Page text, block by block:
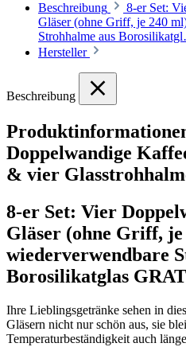
Beschreibung
8-er Set:
Gläser (ohne Griff, je 240
Strohhalme aus
Hersteller
Beschreibung
Doppelwandige
& vier
8-er Set: Vier
Gläser (ohne Griff,
wiederverwendbare
Borosilikatglas
Ihre Lieblingsgetränke sehen in
Gläsern nicht nur schön aus, sie
Temperaturbeständigkeit auch